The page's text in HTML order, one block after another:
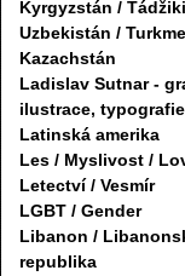
Kyrgyzstán /
Uzbekistán /
Kazachstán
Ladislav Sutnar -
ilustrace, typografie
Latinská amerika
Les / Myslivost /
Letectví / Vesmír
LGBT / Gender
Libanon /
republika